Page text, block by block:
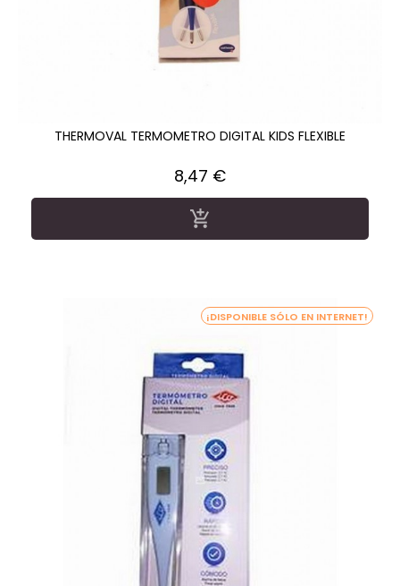
THERMOVAL TERMOMETRO DIGITAL KIDS FLEXIBLE
Precio
8,47 €

¡DISPONIBLE SÓLO EN INTERNET!